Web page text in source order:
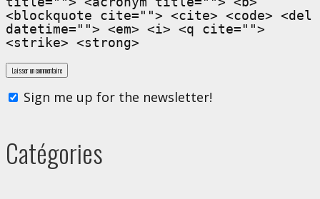
<blockquote cite=""> <cite> <code> <del
datetime=""> <em> <i> <q cite="">
<strike> <strong>
Sign me up for the newsletter!
Catégories